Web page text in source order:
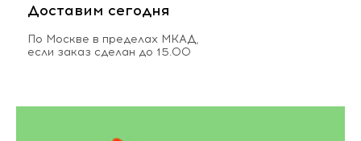
Доставим сегодня
По Москве в пределах МКАД,
если заказ сделан до 15.00